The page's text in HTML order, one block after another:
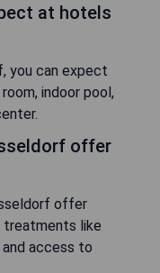
at hotels
you can expect
indoor pool,
offer
offer
treatments like
access to